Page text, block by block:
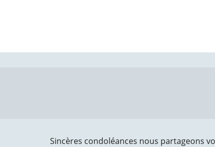
Sincères condoléances nous partageons